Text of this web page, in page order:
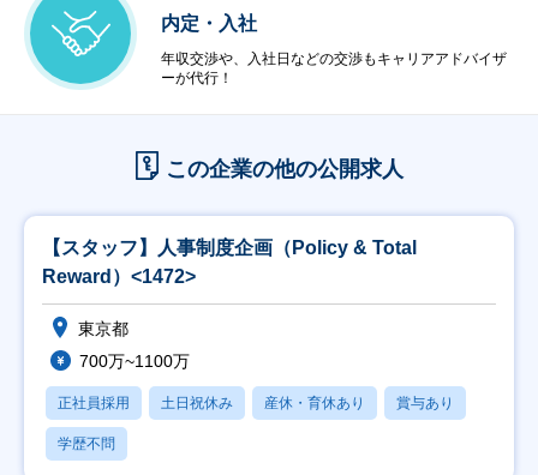
内定・入社
年収交渉や、入社日などの交渉もキャリアアドバイザ
ーが代行！
この企業の他の公開求人
【スタッフ】人事制度企画（Policy & Total
Reward）<1472>
東京都
700万~1100万
正社員採用 土日祝休み 産休・育休あり 賞与あり
学歴不問